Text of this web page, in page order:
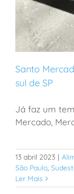
Santo
Santo
sul de SP
Já faz um
Mercado,
13 abril 2023
São Paulo,
Ler Mais